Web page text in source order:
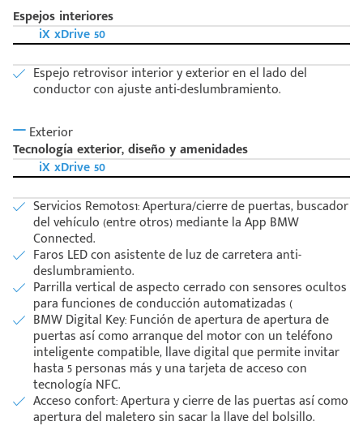
Espejos interiores
iX xDrive 50
Espejo retrovisor interior y exterior en el lado del
conductor con ajuste anti-deslumbramiento.
Exterior
Tecnología exterior, diseño y amenidades
iX xDrive 50
Servicios Remotos1: Apertura/cierre de puertas, buscador
del vehículo (entre otros) mediante la App BMW
Connected.
Faros LED con asistente de luz de carretera anti-
deslumbramiento.
Parrilla vertical de aspecto cerrado con sensores ocultos
para funciones de conducción automatizadas (
BMW Digital Key: Función de apertura de apertura de
puertas así como arranque del motor con un teléfono
inteligente compatible, llave digital que permite invitar
hasta 5 personas más y una tarjeta de acceso con
tecnología NFC.
Acceso confort: Apertura y cierre de las puertas así como
apertura del maletero sin sacar la llave del bolsillo.